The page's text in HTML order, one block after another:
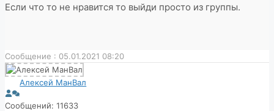
Если что то не нравится то выйди просто из группы.
Сообщение : 05.01.2021 08:20
Алексей МанВал
Сообщений: 11633